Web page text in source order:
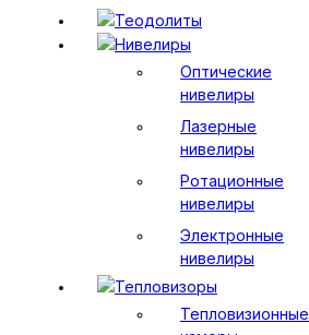
Теодолиты
Нивелиры
Оптические
нивелиры
Лазерные
нивелиры
Ротационные
нивелиры
Электронные
нивелиры
Тепловизоры
Тепловизионные